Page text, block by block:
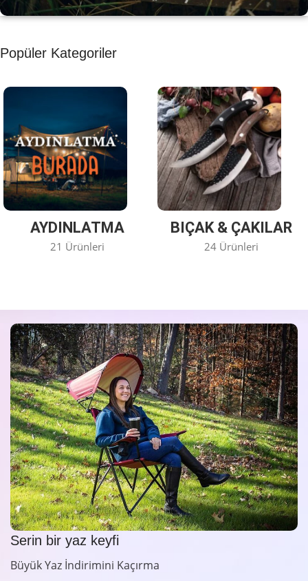
KAHVE KEYFİ
Kahvemizi Denediniz mi ?
Keşfet
Popüler Kategoriler
AYDINLATMA
21 Ürünleri
BIÇAK & ÇAKILAR
24 Ürünleri
Serin bir yaz keyfi
Büyük Yaz İndirimini Kaçırma